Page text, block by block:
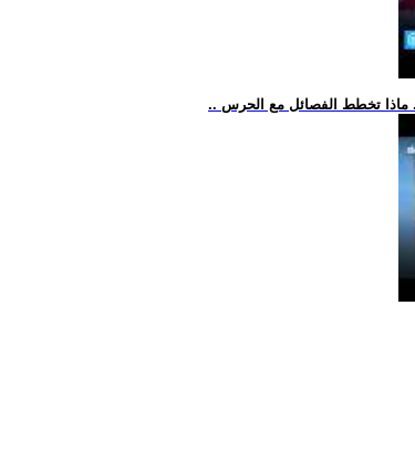
ماذا تخطط الفصائل مع الحرس